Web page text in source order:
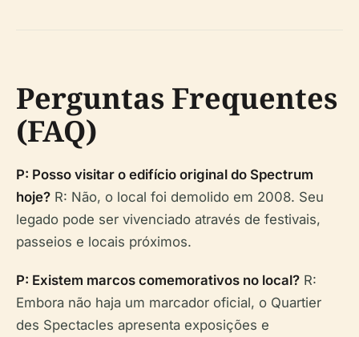
Perguntas Frequentes
(FAQ)
P: Posso visitar o edifício original do Spectrum
hoje? R: Não, o local foi demolido em 2008. Seu
legado pode ser vivenciado através de festivais,
passeios e locais próximos.
P: Existem marcos comemorativos no local? R:
Embora não haja um marcador oficial, o Quartier
des Spectacles apresenta exposições e